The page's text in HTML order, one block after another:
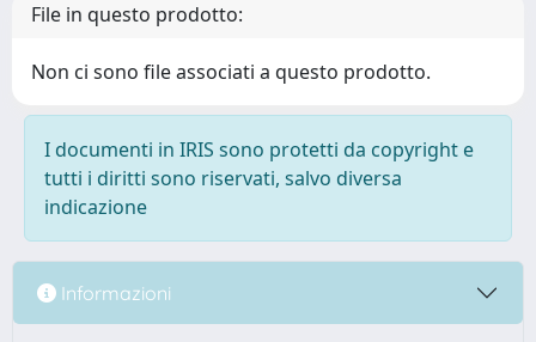
File in questo prodotto:
Non ci sono file associati a questo prodotto.
I documenti in IRIS sono protetti da copyright e
tutti i diritti sono riservati, salvo diversa
indicazione
Informazioni